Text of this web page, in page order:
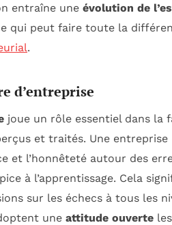
entraîne une évolution de
qui peut faire toute la
.
d’entreprise
joue un rôle essentiel dans la
et traités. Une entreprise
et l’honnêteté autour des
à l’apprentissage. Cela
sur les échecs à tous les
une attitude ouverte